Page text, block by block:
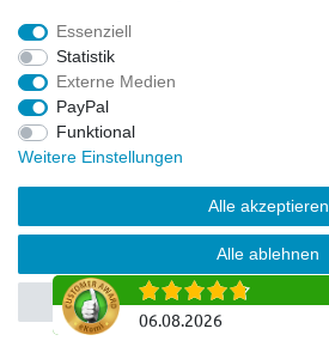
06.08.2026
Essenziell
Statistik
Externe Medien
PayPal
Funktional
Weitere Einstellungen
Alle akzeptieren
Alle ablehnen
Auswahl